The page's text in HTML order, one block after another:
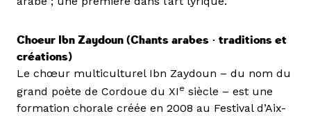
Choeur Ibn Zaydoun (Chants arabes • traditions et
créations)
Le chœur multiculturel Ibn Zaydoun – du nom du
grand poète de Cordoue du XI e siècle – est une
formation chorale créée en 2008 au Festival d’Aix-